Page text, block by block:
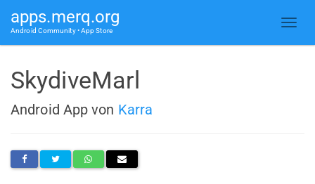
apps.merq.org
Android Community • App Store
SkydiveMarl
Android App von Karra